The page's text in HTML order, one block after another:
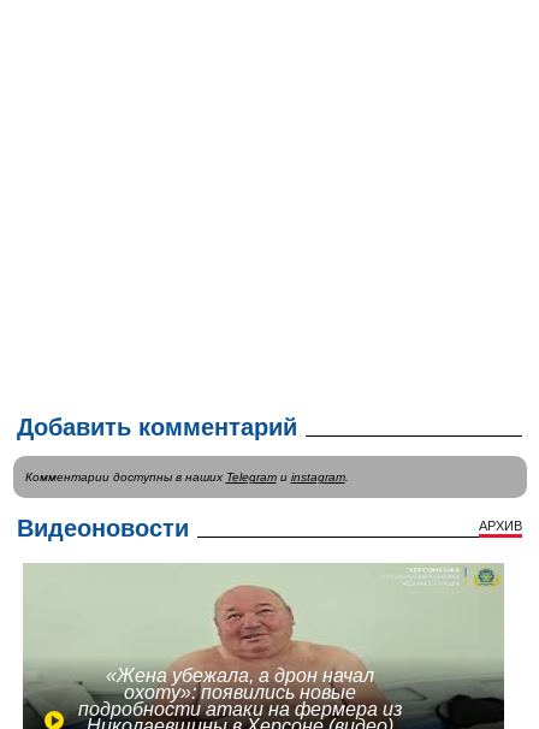
Добавить комментарий
Комментарии доступны в наших Telegramи instagram.
Видеоновости АРХИВ
«Жена убежала, а дрон начал
охоту»: появились новые
подробности атаки на фермера из